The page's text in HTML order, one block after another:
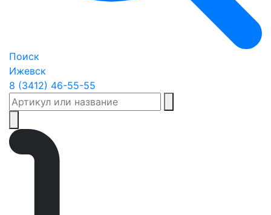
Поиск
Ижевск
8 (3412) 46-55-55